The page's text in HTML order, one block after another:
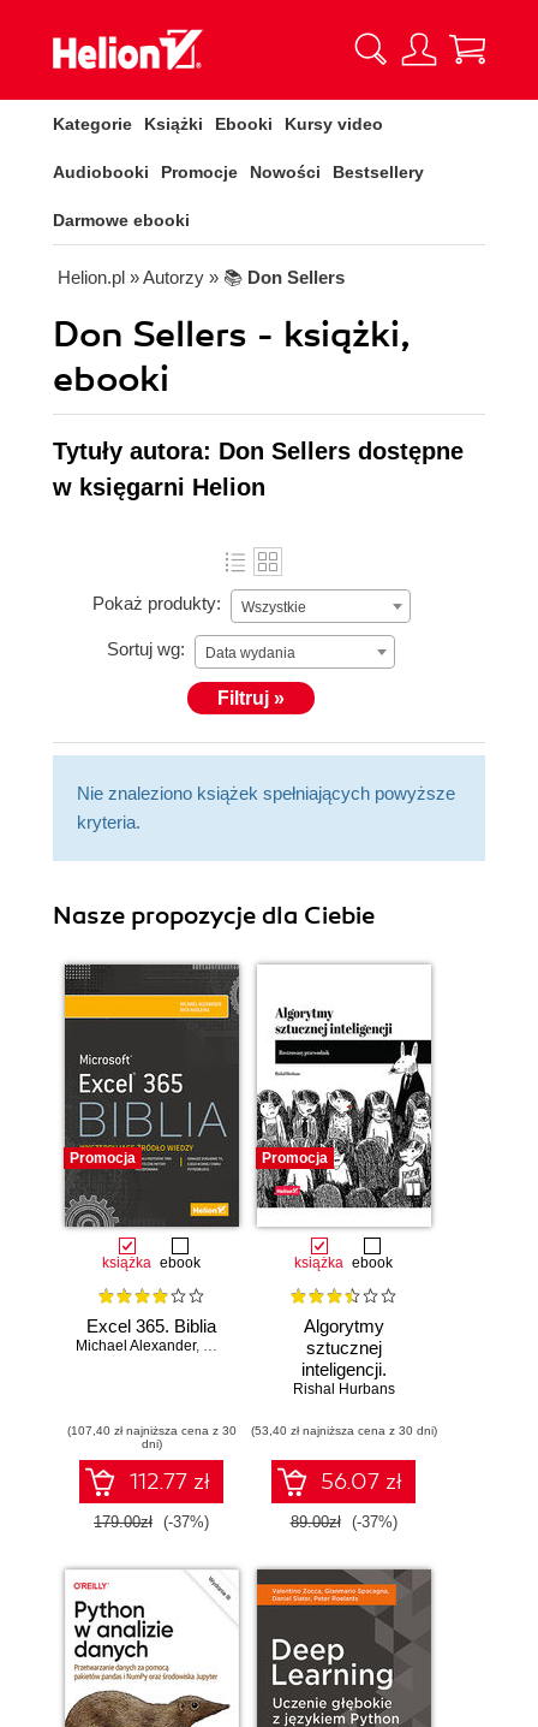
Kategorie Książki Ebooki Kursy video
Audiobooki Promocje Nowości Bestsellery
Darmowe ebooki
Helion.pl » Autorzy » 📚 Don Sellers
Don Sellers - książki,
ebooki
Tytuły autora: Don Sellers dostępne
w księgarni Helion
Pokaż produkty: Wszystkie
Sortuj wg: Data wydania
Filtruj »
Nie znaleziono książek spełniających powyższe
kryteria.
Nasze propozycje dla Ciebie
Promocja
książka ebook
Excel 365. Biblia
Michael Alexander, Dick Kusleika
(107,40 zł najniższa cena z 30
dni)
112.77 zł
179.00zł (-37%)
Promocja
książka ebook
Algorytmy
sztucznej
inteligencji.
Ilustrowany
Rishal Hurbans
(53,40 zł najniższa cena z 30 dni)
56.07 zł
89.00zł (-37%)